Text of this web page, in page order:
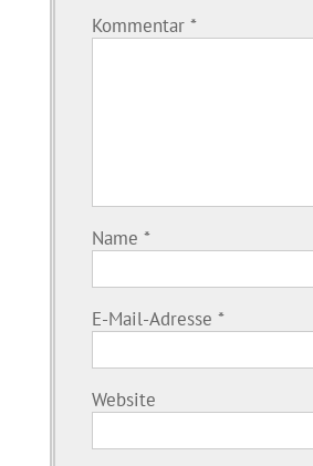
Kommentar*
Name*
E-Mail-Adresse*
Website